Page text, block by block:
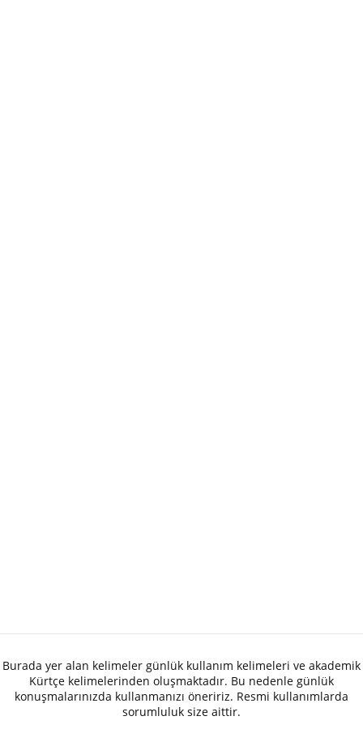
Burada yer alan kelimeler günlük kullanım kelimeleri ve akademik
Kürtçe kelimelerinden oluşmaktadır. Bu nedenle günlük
konuşmalarınızda kullanmanızı öneririz. Resmi kullanımlarda
sorumluluk size aittir.